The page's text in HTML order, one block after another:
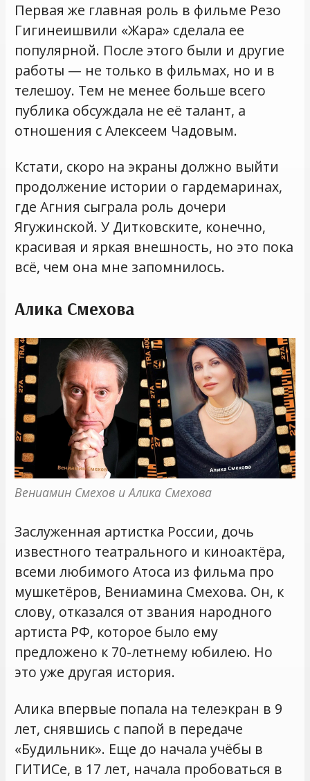
Первая же главная роль в фильме Резо
Гигинеишвили «Жара» сделала ее
популярной. После этого были и другие
работы — не только в фильмах, но и в
телешоу. Тем не менее больше всего
публика обсуждала не её талант, а
отношения с Алексеем Чадовым.
Кстати, скоро на экраны должно выйти
продолжение истории о гардемаринах,
где Агния сыграла роль дочери
Ягужинской. У Дитковските, конечно,
красивая и яркая внешность, но это пока
всё, чем она мне запомнилось.
Алика Смехова
Вениамин Смехов и Алика Смехова
Заслуженная артистка России, дочь
известного театрального и киноактёра,
всеми любимого Атоса из фильма про
мушкетёров, Вениамина Смехова. Он, к
слову, отказался от звания народного
артиста РФ, которое было ему
предложено к 70-летнему юбилею. Но
это уже другая история.
Алика впервые попала на телеэкран в 9
лет, снявшись с папой в передаче
«Будильник». Еще до начала учёбы в
ГИТИСе, в 17 лет, начала пробоваться в